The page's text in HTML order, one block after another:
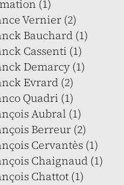
(1)
Vernier (2)
Bauchard (1)
Cassenti (1)
Demarcy (1)
Evrard (2)
Quadri (1)
Aubral (1)
Berreur (2)
Cervantès (1)
Chaignaud (1)
Chattot (1)